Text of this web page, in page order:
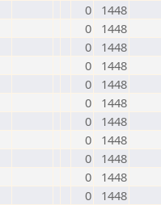
0
1448
0
1448
0
1448
0
1448
0
1448
0
1448
0
1448
0
1448
0
1448
0
1448
0
1448